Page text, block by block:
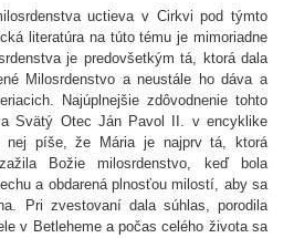
uctieva v Cirkvi pod týmto
literatúra na túto tému je mimoriadne
je predovšetkým tá, ktorá dala
Milosrdenstvo a neustále ho dáva a
Najúplnejšie zdôvodnenie tohto
Svätý Otec Ján Pavol II. v encyklike
nej píše, že Mária je najprv tá, ktorá
Božie milosrdenstvo, keď bola
a obdarená plnosťou milostí, aby sa
Pri zvestovaní dala súhlas, porodila
v Betleheme a počas celého života sa